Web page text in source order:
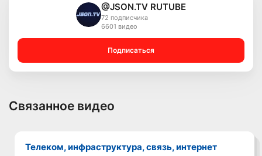
@JSON.TV RUTUBE
72 подписчика
6601 видео
Подписаться
Связанное видео
Телеком, инфраструктура, связь, интернет